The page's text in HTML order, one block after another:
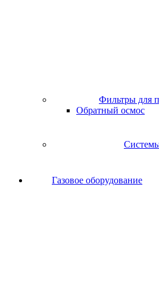
Фильтры для
Обратный осмос
Газовое оборудование